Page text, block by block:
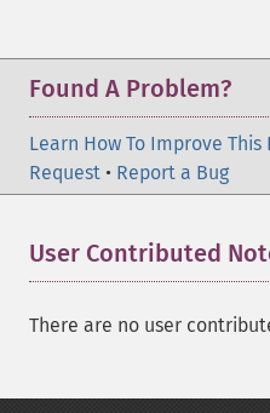
Found A Problem?
Learn How To Improve This
Request • Report a Bug
User Contributed
There are no user